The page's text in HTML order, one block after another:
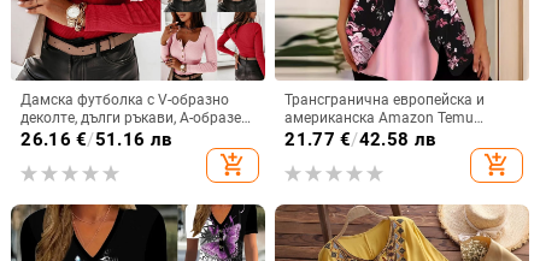
Дамска футболка с V-образно
деколте, дълги ръкави, А-образен
силует, памучна материя
26.16 €/51.16 лв
add_shopping_cart
Трансгранична европейска и
американска Amazon Temu
Лятна нова дамска тениска с
деколте, фалшива
ръкав
21.77 €/42.58 лв
add_shopping_cart